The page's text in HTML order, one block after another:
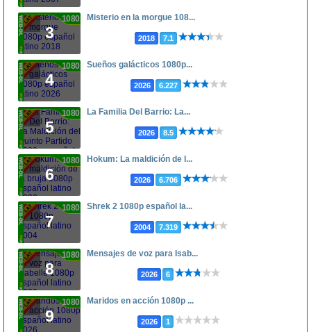
3
1080p Misterio en la morgue 108...
2018 7.1
4
1080p Sueños galácticos 1080p...
2026 6.227
5
1080p La Familia Del Barrio: La...
2026 8.5
6
1080p Hokum: La maldición de l...
2026 6.706
7
1080p Shrek 2 1080p español la...
2004 7.319
8
1080p Mensajes de voz para Isab...
2026 6
9
1080p Maridos en acción 1080p ...
2026 1